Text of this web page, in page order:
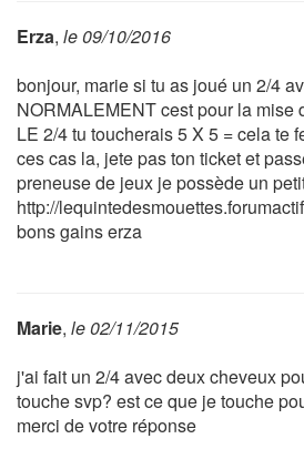
Erza, le 09/10/2016
bonjour, marie si tu as joué un 2/4
NORMALEMENT cest pour la mise
LE 2/4 tu toucherais 5 X 5 = cela te
ces cas la, jete pas ton ticket et
preneuse de jeux je possède un
http://
bons gains erza
Marie, le 02/11/2015
j'ai fait un 2/4 avec deux cheveux
touche svp? est ce que je touche
merci de votre réponse